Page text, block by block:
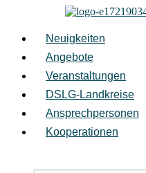
springen
Neuigkeiten
Angebote
Veranstaltungen
DSLG-Landkreise
Ansprechpersonen
Kooperationen